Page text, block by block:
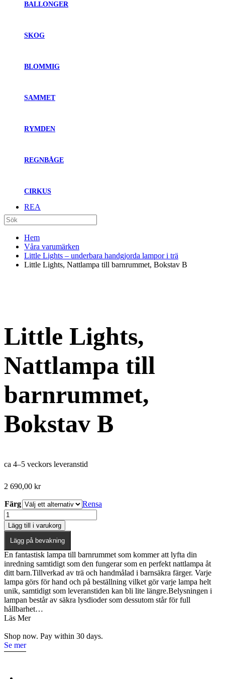
BALLONGER
SKOG
BLOMMIG
SAMMET
RYMDEN
REGNBÅGE
CIRKUS
REA
Hem
Våra varumärken
Little Lights – underbara handgjorda lampor i trä
Little Lights, Nattlampa till barnrummet, Bokstav B
Little Lights,
Nattlampa till
barnrummet,
Bokstav B
ca 4–5 veckors leveranstid
2 690,00 kr
Färg
Rensa
Little
Lights,
Nattlampa
till
barnrummet,
Bokstav
B
mängd
Lägg till i varukorg
Lägg på bevakning
En fantastisk lampa till barnrummet som kommer att lyfta din
inredning samtidigt som den fungerar som en perfekt nattlampa åt
ditt barn.Tillverkad av trä och handmålad i barnsäkra färger. Varje
lampa görs för hand och på beställning vilket gör varje lampa helt
unik, samtidigt som leveranstiden kan bli lite längre.Belysningen i
lampan består av säkra lysdioder som dessutom står för full
hållbarhet…
Läs Mer
Shop now. Pay within 30 days.
Se mer